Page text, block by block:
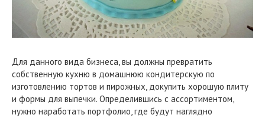
Для данного вида бизнеса, вы должны превратить
собственную кухню в домашнюю кондитерскую по
изготовлению тортов и пирожных, докупить хорошую плиту
и формы для выпечки. Определившись с ассортиментом,
нужно наработать портфолио, где будут наглядно